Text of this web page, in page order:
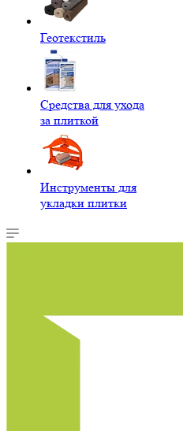
Геотекстиль
Средства для ухода
за плиткой
Инструменты для
укладки плитки